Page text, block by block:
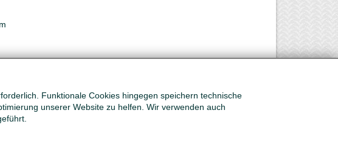
Funktionale Cookies hingegen speichern technische
unserer Website zu helfen. Wir verwenden auch